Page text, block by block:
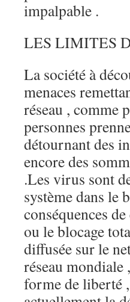
impalpable .
LES LIMITES
La société à
menaces
réseau , comme
personnes
détournant des
encore des
.Les virus sont
système dans le
conséquences
ou le blocage
diffusée sur le
réseau mondiale
forme de liberté